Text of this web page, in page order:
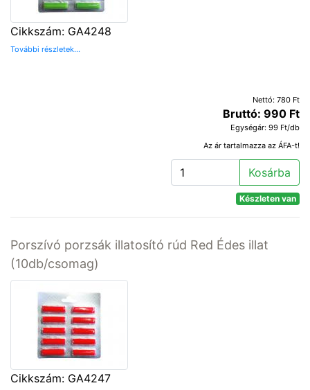
Cikkszám: GA4248
További részletek...
Nettó: 780 Ft
Bruttó: 990 Ft
Egységár: 99 Ft/db
Az ár tartalmazza az ÁFA-t!
Kosárba
Készleten van
Porszívó porzsák illatosító rúd Red Édes illat
(10db/csomag)
Cikkszám: GA4247